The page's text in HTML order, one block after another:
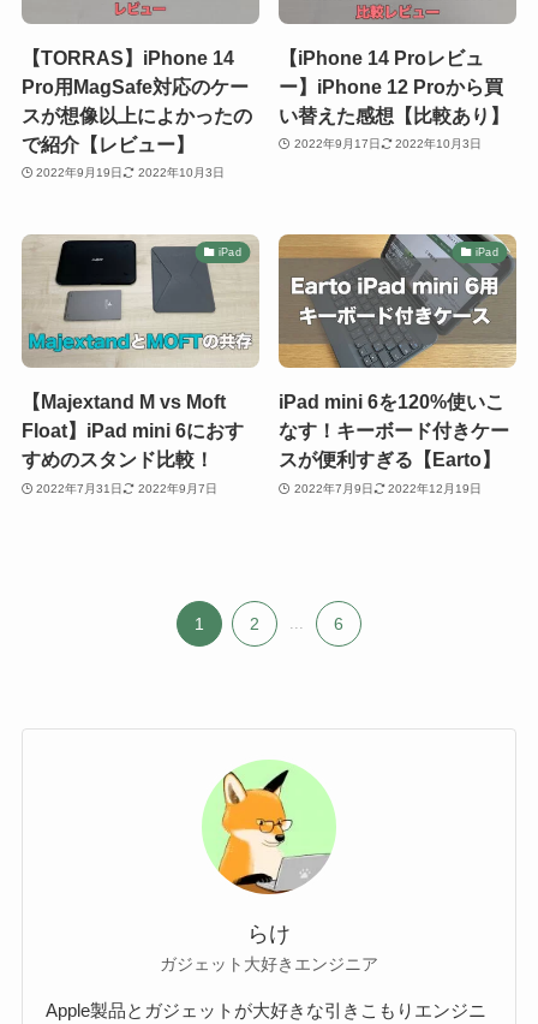
【TORRAS】iPhone 14
Pro用MagSafe対応のケー
スが想像以上によかったの
で紹介【レビュー】
2022年9月19日 2022年10月3日
【iPhone 14 Proレビュ
ー】iPhone 12 Proから買
い替えた感想【比較あり】
2022年9月17日 2022年10月3日
iPad
【Majextand M vs Moft
Float】iPad mini 6におす
すめのスタンド比較！
2022年7月31日 2022年9月7日
iPad
iPad mini 6を120%使いこ
なす！キーボード付きケー
スが便利すぎる【Earto】
2022年7月9日 2022年12月19日
1 2 6
らけ
ガジェット大好きエンジニア
Apple製品とガジェットが大好きな引きこもりエンジニ